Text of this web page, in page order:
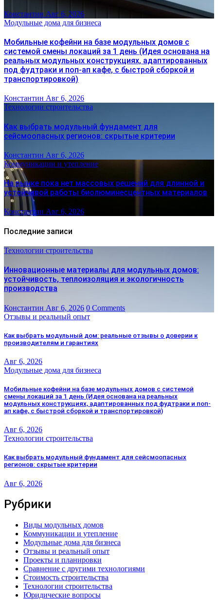
Константин Авг 6, 2026
Модульные дома для бизнеса
Мобильные кофейни на базе модульных домов с
системой смены локаций за 1 день (Идея основана на
реальных модульных конструкциях, адаптированных
под фудтраки и поп-ап кафе, с быстрой сборкой и
транспортировкой)
Константин Авг 6, 2026
Технологии строительства
Как выбрать модульный фундамент для
сейсмоопасных регионов: скрытые критерии
Константин Авг 6, 2026
Коммуникации и утепление
На рынке пока нет массовых решений для длинной и
устойчивой работы биолюминесцентных материалов
Константин Авг 6, 2026
Последние записи
Технологии строительства
Инновационные материалы для модульных домов:
устойчивость, теплоизоляция и экологичность
производства
Константин Авг 6, 2026 0 Comments
Отзывы и реальный опыт
Как выбрать модульный дом: реальные отзывы о доверии к
производителям и гарантиях
Авг 6, 2026
Модульные дома для бизнеса
Мобильные кофейни на базе модульных домов с системой
смены локаций за 1 день (Идея основана на реальных
модульных конструкциях, адаптированных под фудтраки и поп-
ап кафе, с быстрой сборкой и транспортировкой)
Авг 6, 2026
Технологии строительства
Как выбрать модульный фундамент для сейсмоопасных
регионов: скрытые критерии
Авг 6, 2026
Рубрики
Виды модульных домов
Коммуникации и утепление
Модульные дома для бизнеса
Отзывы и реальный опыт
Проекты и планировки
Сравнение с другими технологиями
Стоимость строительства
Технологии строительства
Юридические вопросы